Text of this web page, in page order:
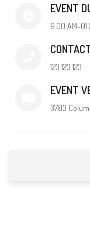
EVENT
9.00 AM-
123 123 123
EVENT
3783